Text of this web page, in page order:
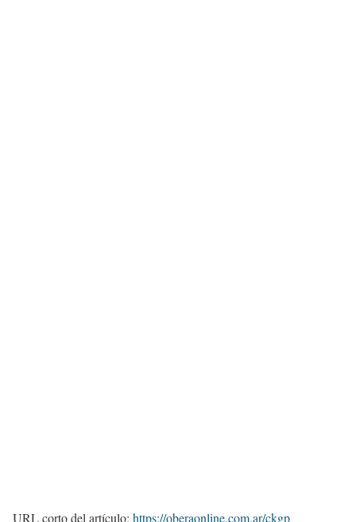
URL corto del artículo: https://oberaonline.com.ar/ckgp